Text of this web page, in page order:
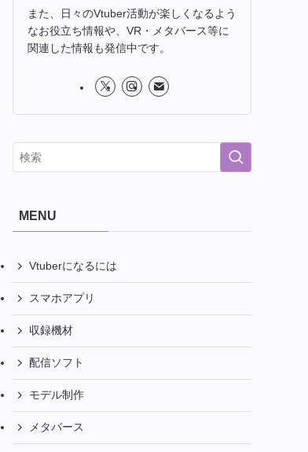
また、日々のVtuber活動が楽しくなるよう
なお役立ち情報や、VR・メタバース等に
関連した情報も発信中です。
MENU
Vtuberになるには
スマホアプリ
収録機材
配信ソフト
モデル制作
メタバース